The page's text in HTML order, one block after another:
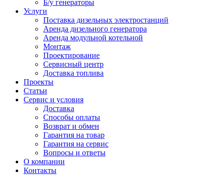
Б/у генераторы
Услуги
Поставка дизельных электростанций
Аренда дизельного генератора
Аренда модульной котельной
Монтаж
Проектирование
Сервисный центр
Доставка топлива
Проекты
Статьи
Сервис и условия
Доставка
Способы оплаты
Возврат и обмен
Гарантия на товар
Гарантия на сервис
Вопросы и ответы
О компании
Контакты